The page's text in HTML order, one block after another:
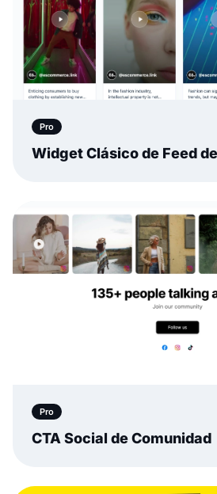
Pro
Widget Clásico de Feed
Pro
CTA Social de Comunidad